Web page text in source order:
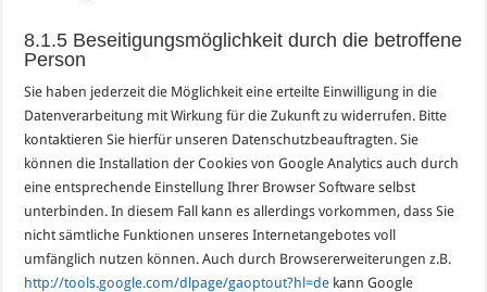
8.1.5 Beseitigungsmöglichkeit durch die betroffene
Person
Sie haben jederzeit die Möglichkeit eine erteilte Einwilligung in die
Datenverarbeitung mit Wirkung für die Zukunft zu widerrufen. Bitte
kontaktieren Sie hierfür unseren Datenschutzbeauftragten. Sie
können die Installation der Cookies von Google Analytics auch durch
eine entsprechende Einstellung Ihrer Browser Software selbst
unterbinden. In diesem Fall kann es allerdings vorkommen, dass Sie
nicht sämtliche Funktionen unseres Internetangebotes voll
umfänglich nutzen können. Auch durch Browsererweiterungen z.B.
http://tools.google.com/dlpage/gaoptout?hl=de kann Google